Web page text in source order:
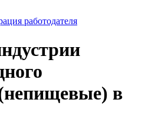
работодателя
в